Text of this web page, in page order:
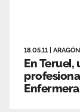
18.05.11 ARAGÓN
En